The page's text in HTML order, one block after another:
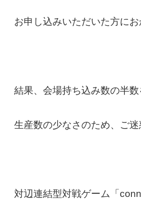
お申し込みいただいた方に
結果、会場持ち込み数の半
生産数の少なさのため、ご
対辺連結型対戦ゲーム「